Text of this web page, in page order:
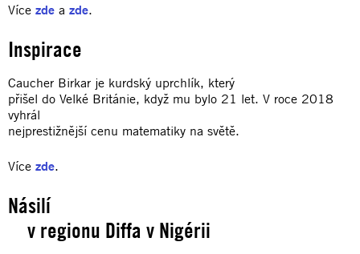
Více zde a zde.
Inspirace
Caucher Birkar je kurdský uprchlík, který
přišel do Velké Británie, když mu bylo 21 let. V roce 2018
vyhrál
nejprestižnější cenu matematiky na světě.
Více zde.
Násilí
v regionu Diffa v Nigérii